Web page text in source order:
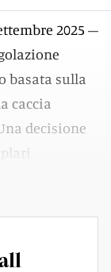
2025 –
basata sulla
caccia
decisione